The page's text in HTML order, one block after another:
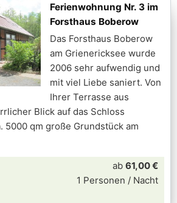
Ferienwohnung Nr. 3 im
Forsthaus Boberow
Das Forsthaus Boberow
am Grienericksee wurde
2006 sehr aufwendig und
mit viel Liebe saniert. Von
Ihrer Terrasse aus
Blick auf das Schloss
5000 qm große Grundstück am
ab 61,00 €
1 Personen / Nacht